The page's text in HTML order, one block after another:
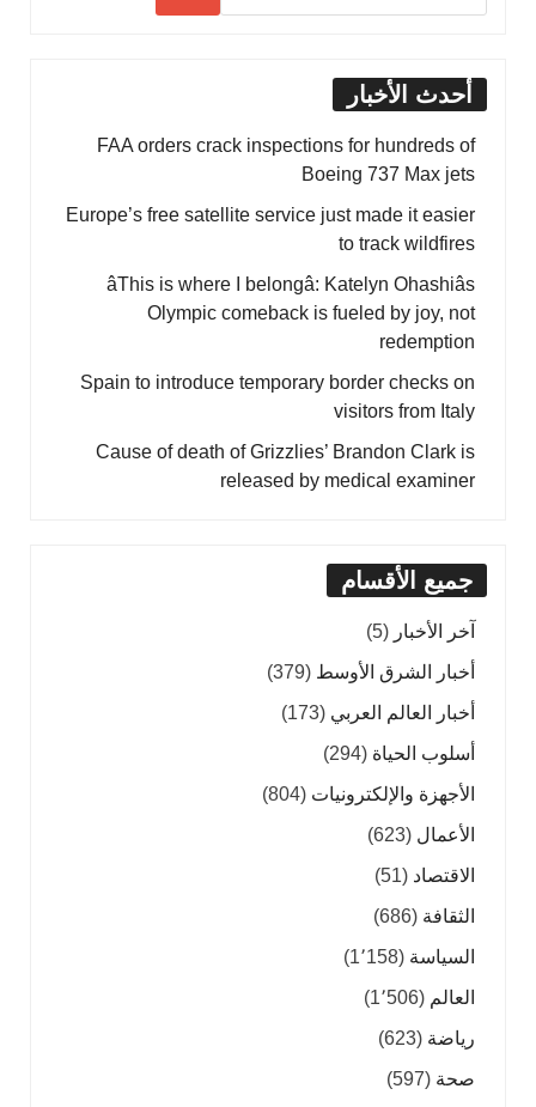
أحدث الأخبار
FAA orders crack inspections for hundreds of
Boeing 737 Max jets
Europe’s free satellite service just made it easier
to track wildfires
âThis is where I belongâ: Katelyn Ohashiâs
Olympic comeback is fueled by joy, not
redemption
Spain to introduce temporary border checks on
visitors from Italy
Cause of death of Grizzlies’ Brandon Clark is
released by medical examiner
جميع الأقسام
آخر الأخبار (5)
أخبار الشرق الأوسط (379)
أخبار العالم العربي (173)
أسلوب الحياة (294)
الأجهزة والإلكترونيات (804)
الأعمال (623)
الاقتصاد (51)
الثقافة (686)
السياسة (1٬158)
العالم (1٬506)
رياضة (623)
صحة (597)